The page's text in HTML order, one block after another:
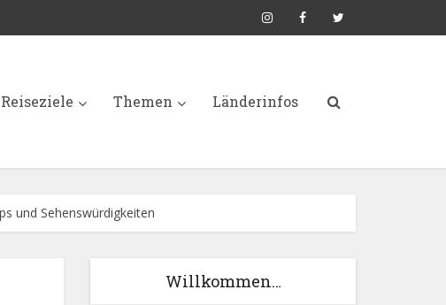
Reiseziele Themen Länderinfos
und Sehenswürdigkeiten
Willkommen…